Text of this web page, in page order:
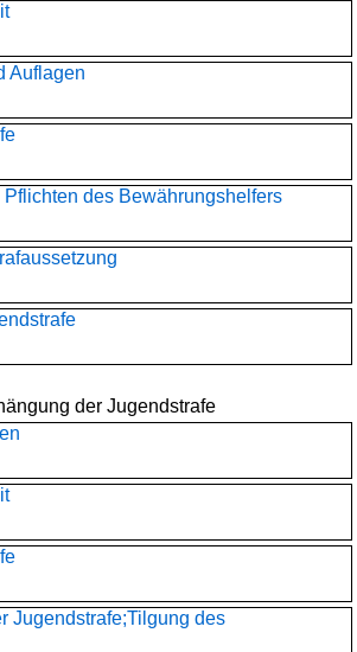
Auflagen
des Bewährungshelfers
der Jugendstrafe
Jugendstrafe;Tilgung des